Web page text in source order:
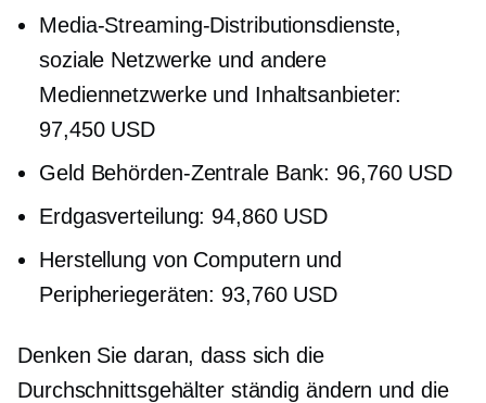
Media-Streaming-Distributionsdienste,
soziale Netzwerke und andere
Mediennetzwerke und Inhaltsanbieter:
97,450 USD
Geld Behörden-ZentraleBank: 96,760 USD
Erdgasverteilung: 94,860 USD
Herstellung von Computern und
Peripheriegeräten: 93,760 USD
Denken Sie daran, dass sich die
Durchschnittsgehälter ständig ändern und die